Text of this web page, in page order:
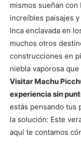
mismos sueñan
increíbles paisajes
Inca enclavada en
muchos otros
construcciones en
niebla vaporosa
Visitar Machu
experiencia sin
estás pensando tus
la solución: Este
aquí te contamos